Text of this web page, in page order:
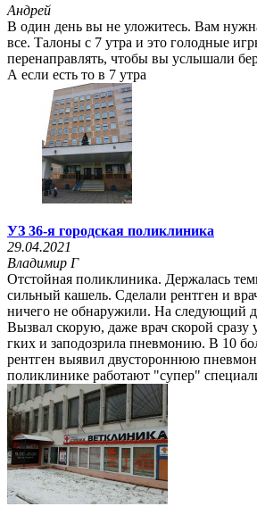
Андрей
В один день вы не уложитесь. Вам
все. Талоны с 7 утра и это голодные
перенаправлять, чтобы вы услышали
А если есть то в 7 утра
УЗ 36-я городская поликлиника
29.04.2021
Владимир Г
Отстойная поликлиника. Держалась
сильный кашель. Сделали рентген и
ничего не обнаружили. На следующий
Вызвал скорую, даже врач скорой
гких и заподозрила пневмонию. В 10
рентген выявил двустороннюю
поликлинике работают "супер"